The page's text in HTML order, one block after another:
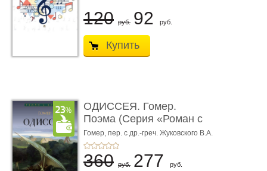
120 руб. 92 руб.
Купить
ОДИССЕЯ. Гомер.
Поэма (Серия «Роман с
книгой»)
Гомер, пер. с др.-греч. Жуковского В.А.
360 руб. 277 руб.